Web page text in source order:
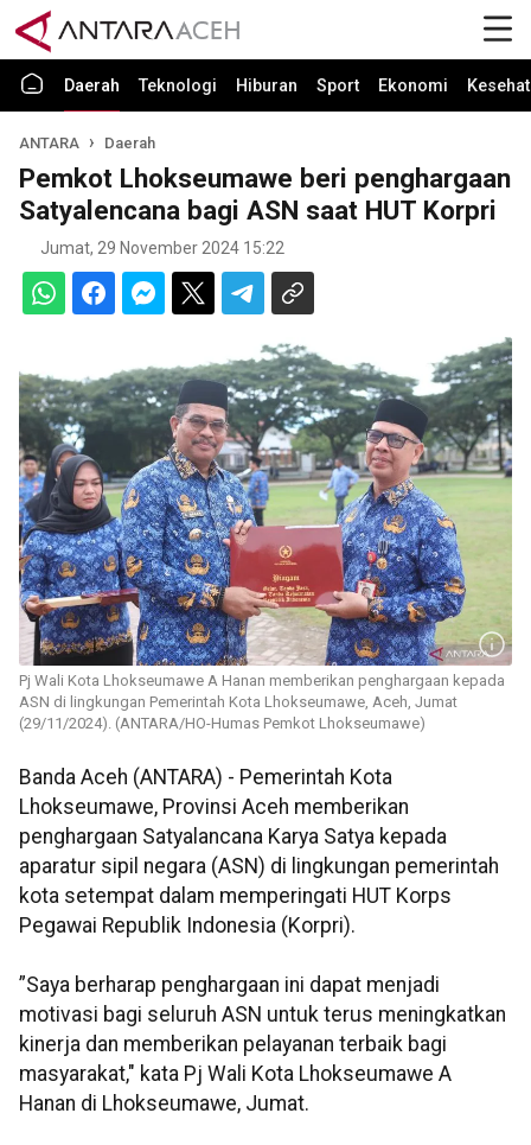
Daerah Teknologi Hiburan Sport Ekonomi
ANTARA Daerah
Pemkot Lhokseumawe beri penghargaan
Satyalencana bagi ASN saat HUT Korpri
Jumat, 29 November 2024 15:22
Pj Wali Kota Lhokseumawe A Hanan memberikan penghargaan kepada
ASN di lingkungan Pemerintah Kota Lhokseumawe, Aceh, Jumat
(29/11/2024). (ANTARA/HO-Humas Pemkot Lhokseumawe)
Banda Aceh (ANTARA) - Pemerintah Kota
Lhokseumawe, Provinsi Aceh memberikan
penghargaan Satyalancana Karya Satya kepada
aparatur sipil negara (ASN) di lingkungan pemerintah
kota setempat dalam memperingati HUT Korps
Pegawai Republik Indonesia (Korpri).
”Saya berharap penghargaan ini dapat menjadi
motivasi bagi seluruh ASN untuk terus meningkatkan
kinerja dan memberikan pelayanan terbaik bagi
masyarakat," kata Pj Wali Kota Lhokseumawe A
Hanan di Lhokseumawe, Jumat.